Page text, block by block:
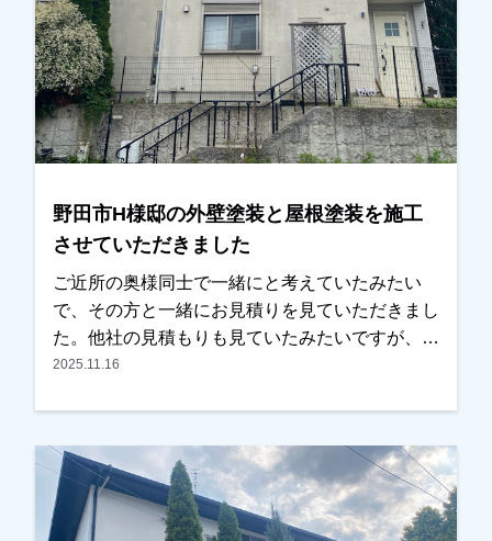
野田市H様邸の外壁塗装と屋根塗装を施工
させていただきました
ご近所の奥様同士で一緒にと考えていたみたい
で、その方と一緒にお見積りを見ていただきまし
た。他社の見積もりも見ていたみたいですが、ご
近所の奥様ともご相談しながら検討され、弊社に
が、弊社で施工した近所の方の色を参考にされ、
一色でまとめることにされました。いい色に仕上
がっているとの事で喜んでいただけました。あり
がとうございました。越谷市、春日部市、野田
2025.11.16